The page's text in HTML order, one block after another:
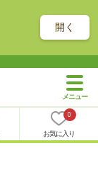
開く
0
お気に入り